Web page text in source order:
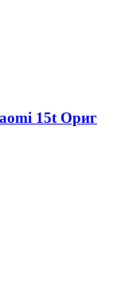
15t Ориг